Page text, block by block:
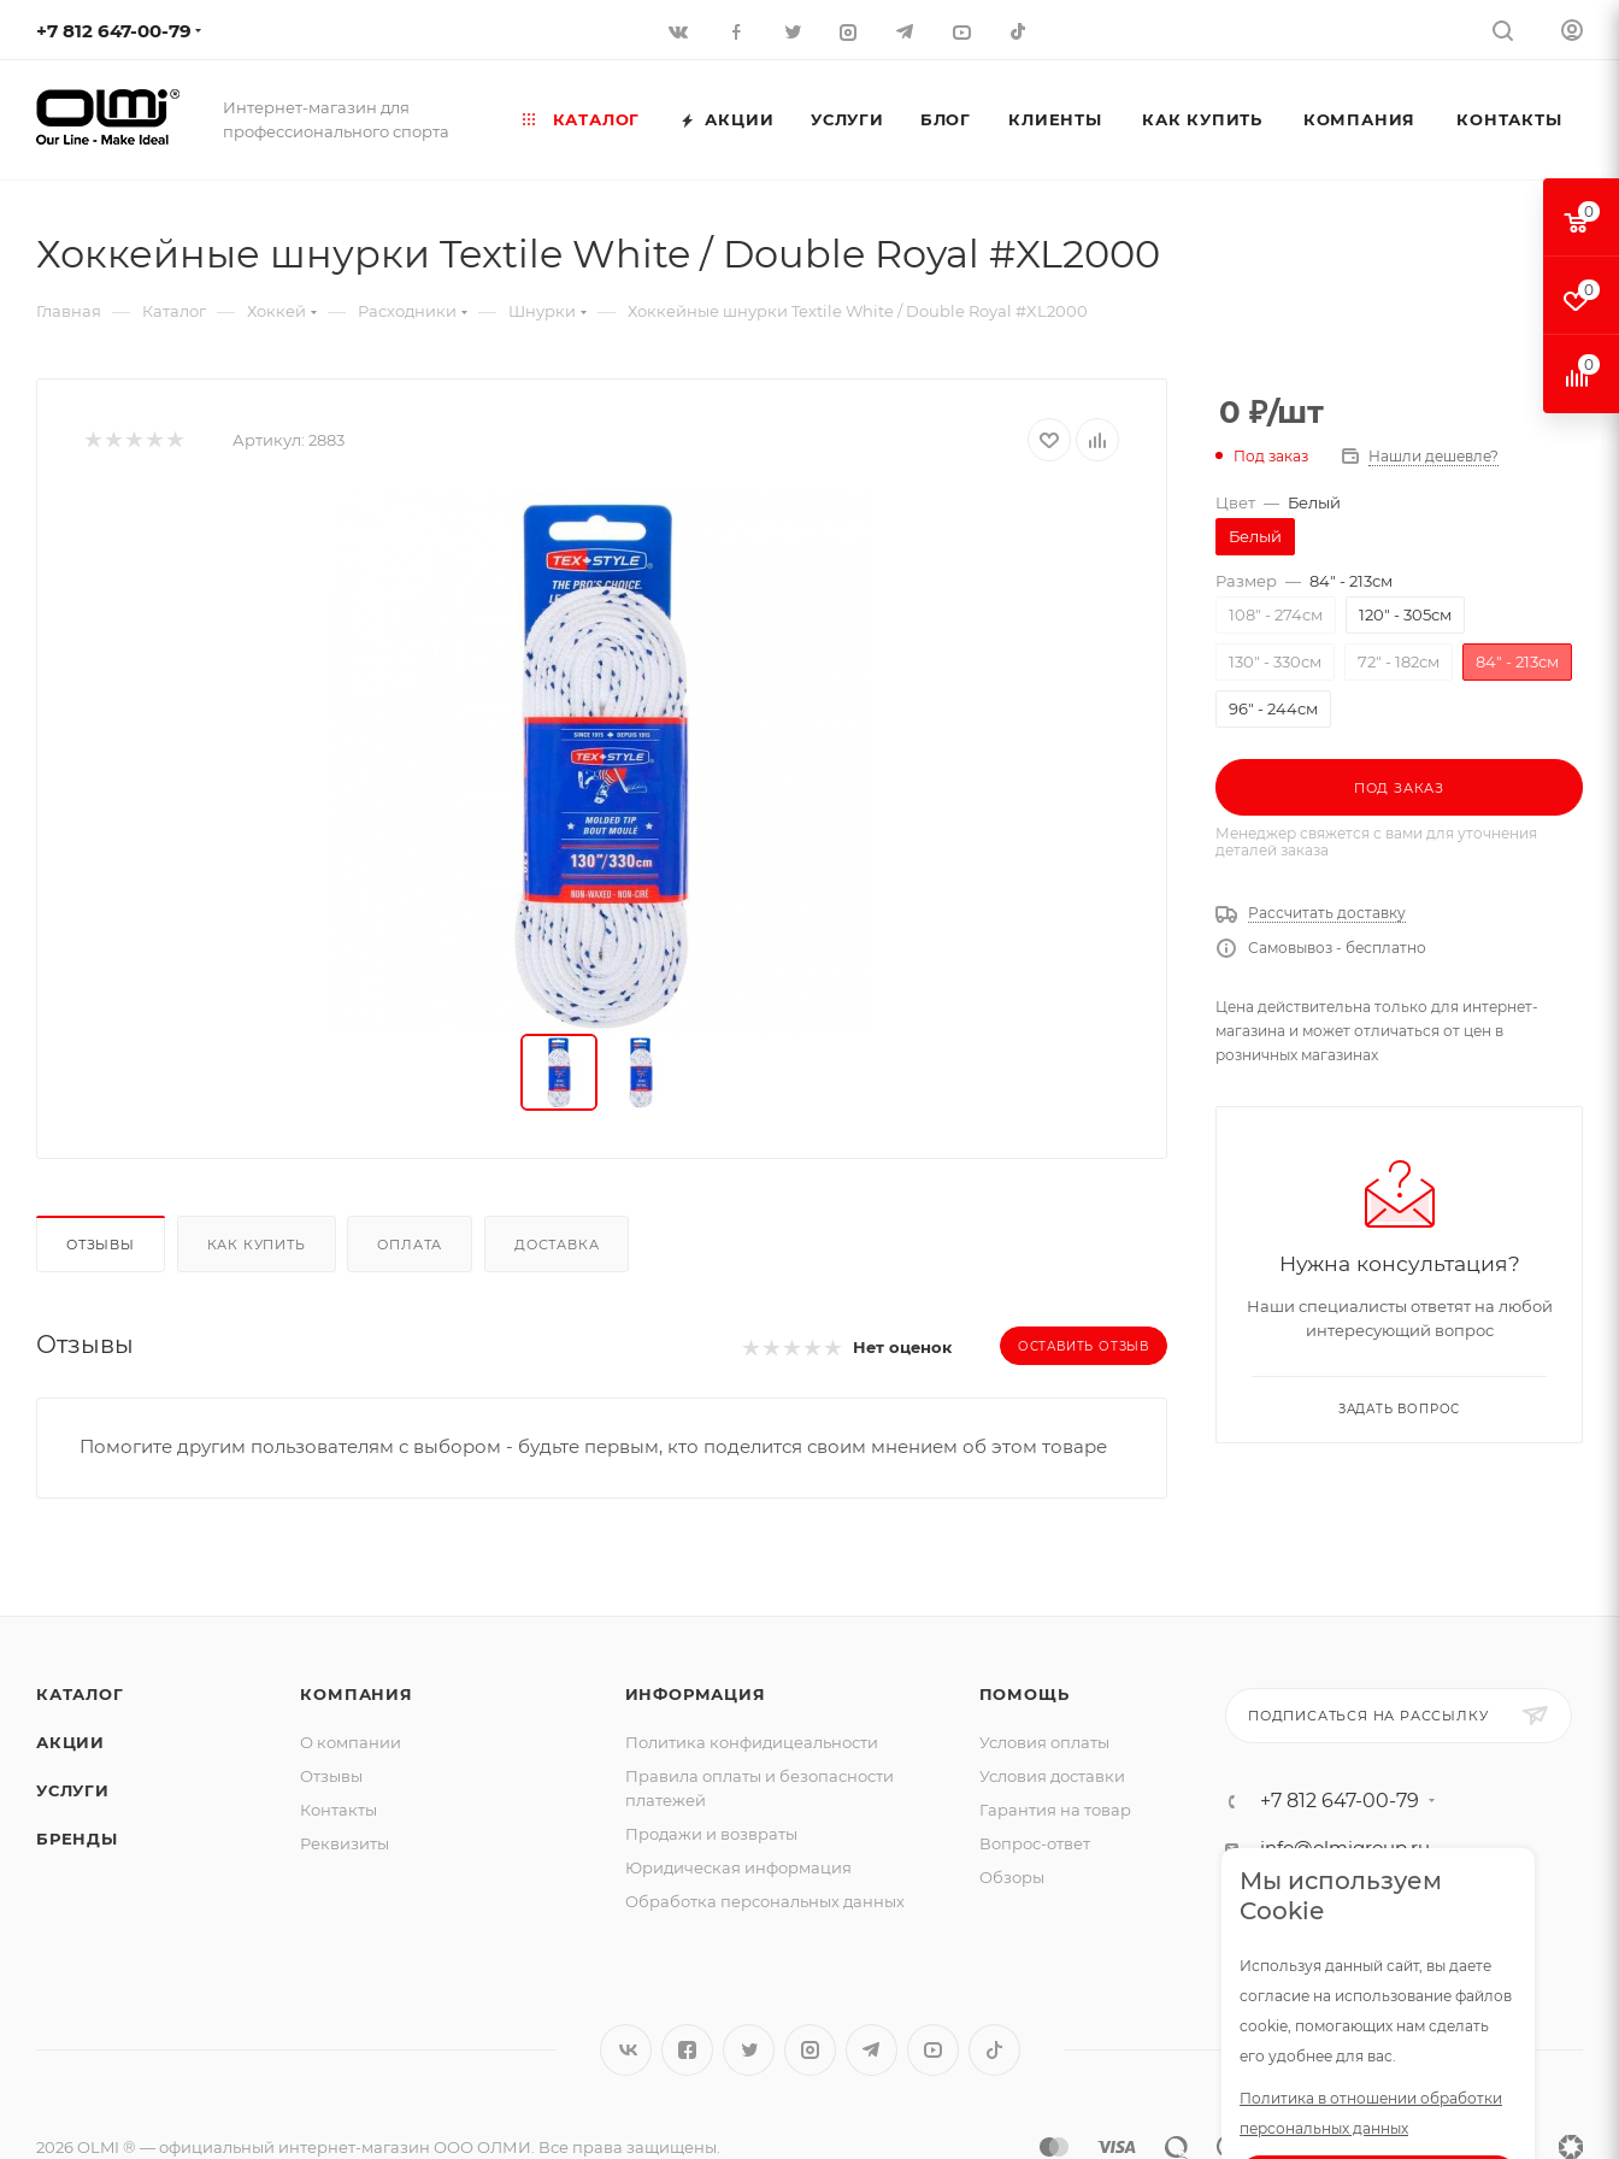
+7 812 647-00-79
Интернет-магазин для
профессионального спорта
КАТАЛОГ АКЦИИ УСЛУГИ БЛОГ КЛИЕНТЫ КАК КУПИТЬ КОМПАНИЯ КОНТАКТЫ
Хоккейные шнурки Textile White / Double Royal #XL2000
Главная — Каталог — Хоккей — Расходники — Шнурки — Хоккейные шнурки Textile White / Double Royal #XL2000
Артикул: 2883
ОТЗЫВЫ КАК КУПИТЬ ОПЛАТА ДОСТАВКА
Отзывы Нет оценок ОСТАВИТЬ ОТЗЫВ
Помогите другим пользователям с выбором - будьте первым, кто поделится своим мнением об этом товаре
0 ₽/шт
Под заказ Нашли дешевле?
Цвет — Белый
Белый
Размер — 84" - 213см
108" - 274см
120" - 305см
130" - 330см 72" - 182см 84" - 213см
96" - 244см
ПОД ЗАКАЗ
Менеджер свяжется с вами для уточнения
деталей заказа
Рассчитать доставку
Самовывоз - бесплатно
Цена действительна только для интернет-
магазина и может отличаться от цен в
розничных магазинах
Нужна консультация?
Наши специалисты ответят на любой
интересующий вопрос
ЗАДАТЬ ВОПРОС
КАТАЛОГ
АКЦИИ
УСЛУГИ
БРЕНДЫ
КОМПАНИЯ
О компании
Отзывы
Контакты
Реквизиты
ИНФОРМАЦИЯ
Политика конфидицеальности
Правила оплаты и безопасности
платежей
Продажи и возвраты
Юридическая информация
Обработка персональных данных
ПОМОЩЬ
Условия оплаты
Условия доставки
Гарантия на товар
Вопрос-ответ
Обзоры
ПОДПИСАТЬСЯ НА РАССЫЛКУ
+7 812 647-00-79
info@olmigroup.ru
г. Санкт-Петербург, ул.
Мебельная, 12,1 офис 210
2026 OLMI ® — официальный интернет-магазин ООО ОЛМИ. Все права защищены.
Мы используем
Cookie
Используя данный сайт, вы даете
согласие на использование файлов
cookie, помогающих нам сделать
его удобнее для вас.
Политика в отношении обработки
персональных данных
0
0
0